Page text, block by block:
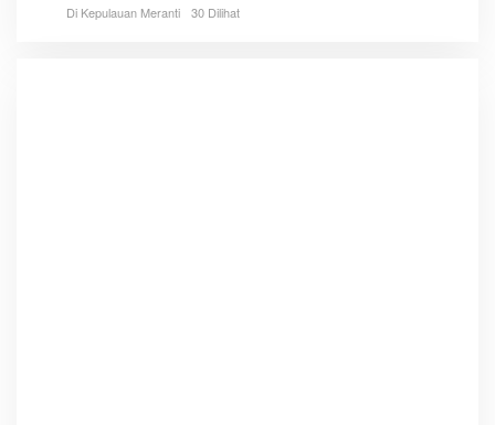
Di Kepulauan Meranti 30 Dilihat